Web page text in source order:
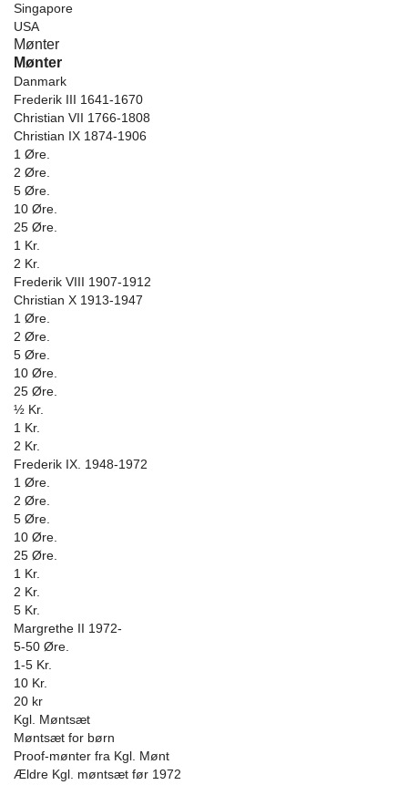
Singapore
USA
Mønter
Mønter
Danmark
Frederik III 1641-1670
Christian VII 1766-1808
Christian IX 1874-1906
1 Øre.
2 Øre.
5 Øre.
10 Øre.
25 Øre.
1 Kr.
2 Kr.
Frederik VIII 1907-1912
Christian X 1913-1947
1 Øre.
2 Øre.
5 Øre.
10 Øre.
25 Øre.
½ Kr.
1 Kr.
2 Kr.
Frederik IX. 1948-1972
1 Øre.
2 Øre.
5 Øre.
10 Øre.
25 Øre.
1 Kr.
2 Kr.
5 Kr.
Margrethe II 1972-
5-50 Øre.
1-5 Kr.
10 Kr.
20 kr
Kgl. Møntsæt
Møntsæt for børn
Proof-mønter fra Kgl. Mønt
Ældre Kgl. møntsæt før 1972